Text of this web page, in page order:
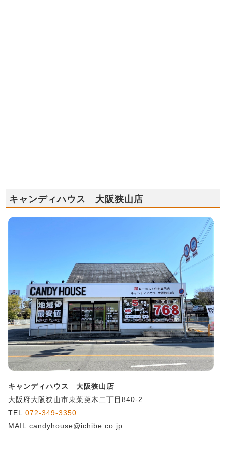
キャンディハウス 大阪狭山店
キャンディハウス 大阪狭山店
大阪府大阪狭山市東茱萸木二丁目840-2
TEL:072-349-3350
MAIL:candyhouse@ichibe.co.jp